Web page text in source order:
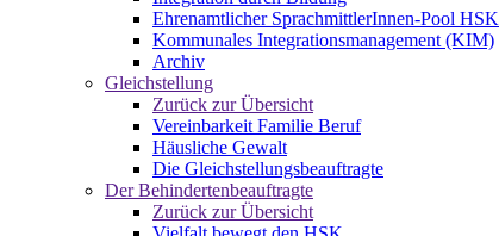
Ehrenamtlicher SprachmittlerInnen-Pool HSK
Kommunales Integrationsmanagement (KIM)
Archiv
Gleichstellung
Zurück zur Übersicht
Vereinbarkeit Familie Beruf
Häusliche Gewalt
Die Gleichstellungsbeauftragte
Der Behindertenbeauftragte
Zurück zur Übersicht